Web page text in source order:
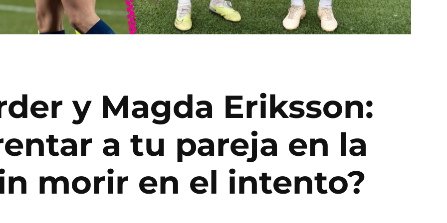
y Magda Eriksson:
a tu pareja en la
morir en el intento?